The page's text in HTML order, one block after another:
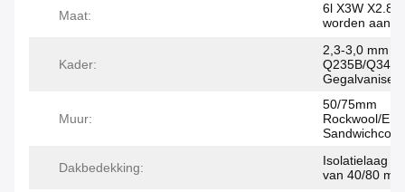
Maat:
6l X3W
worden
Kader:
2,3-3,0 mm
Q235B/
Muur:
50/75mm
Rockwool/
Dakbedekking:
Isolatielaag
van 40/80 mm